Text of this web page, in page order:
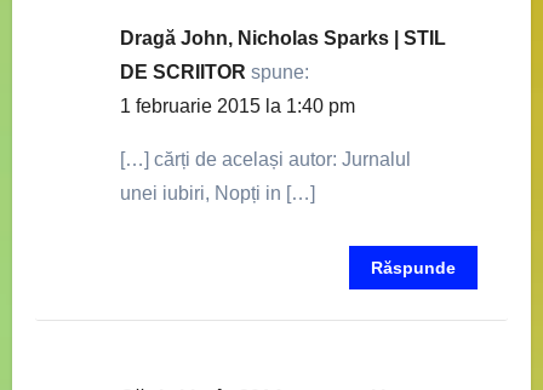
Dragă John, Nicholas Sparks | STIL
DE SCRIITOR spune:
1 februarie 2015 la 1:40 pm
[…] cărți de același autor: Jurnalul
unei iubiri, Nopți in […]
Răspunde